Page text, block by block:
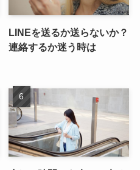
LINEを送るか送らないか？
連絡するか迷う時は